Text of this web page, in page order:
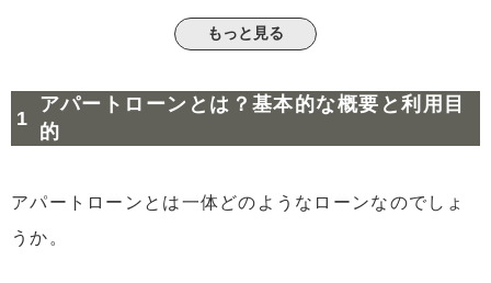
地方銀行・信用金庫の金利と融資条件
2.4 日本政策金融公庫の金利と利用条件
2.6ネット銀行の金利相場と便利さ
3アパートローン金利を低く抑えるためのポイント
もっと見る
アパートローンとは？基本的な概要と利用目
的
アパートローンとは一体どのようなローンなのでしょ
うか。